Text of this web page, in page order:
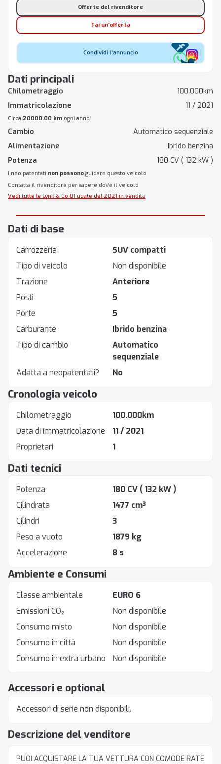
Dati principali
Chilometraggio
100.000km
Immatricolazione
11 / 2021
Circa 20000.00 km ogni anno
Cambio
Automatico sequenziale
Alimentazione
Ibrido benzina
Potenza
180 CV ( 132 kW )
I neo patentati non possono guidare questo veicolo
Contatta il rivenditore per sapere dov'è il veicolo
Vedi tutte le Lynk & Co 01 usate del 2021 in vendita
Offerte del rivenditore
Fai un'offerta
Condividi l'annuncio
Descrizione del venditore
PUOI ACQUISTARE LA TUA VETTURA CON COMODE RATE
Accessori e optional
Accessori di serie non disponibili.
Dati di base
Carrozzeria
SUV compatti
Tipo di veicolo
Non disponibile
Trazione
Anteriore
Posti
5
Porte
5
Carburante
Ibrido benzina
Tipo di cambio
Automatico
sequenziale
Adatta a neopatentati?
No
Cronologia veicolo
Chilometraggio
100.000km
Data di immatricolazione
11 / 2021
Proprietari
1
Dati tecnici
Potenza 180 CV ( 132 kW )
Cilindrata
1477 cm³
Cilindri
3
Peso a vuoto
1879 kg
Accelerazione
8 s
Ambiente e Consumi
Classe ambientale
EURO 6
Emissioni CO₂
Non disponibile
Consumo misto
Non disponibile
Consumo in città
Non disponibile
Consumo in extra urbano
Non disponibile